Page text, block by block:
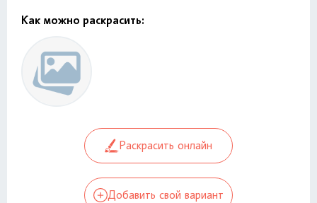
Как можно раскрасить:
Раскрасить онлайн
Добавить свой вариант